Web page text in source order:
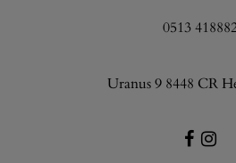
0513
Uranus 9 8448 CR